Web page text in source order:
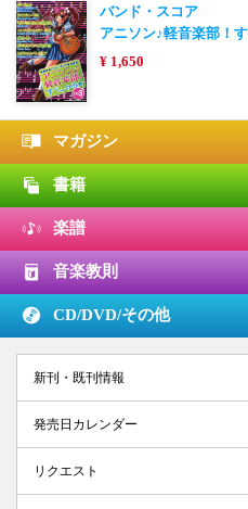
バンド・スコア
アニソン♪軽音楽部！
¥ 1,650
マガジン
書籍
楽譜
音楽教則
CD/DVD/その他
新刊・既刊情報
発売日カレンダー
リクエスト